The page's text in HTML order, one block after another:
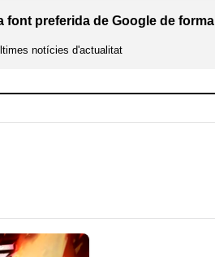
font preferida de Google de forma
notícies d'actualitat